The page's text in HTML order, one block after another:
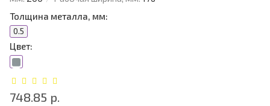
Толщина металла, мм:
0.5
Цвет:
748.85 р.